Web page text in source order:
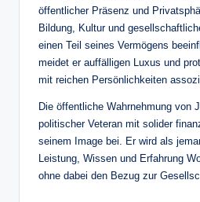
öffentlicher Präsenz und
Bildung, Kultur und
einen Teil seines Vermögens
meidet er auffälligen Luxus und
mit reichen Persönlichkeiten
Die öffentliche Wahrnehmung von
politischer Veteran mit solider
seinem Image bei. Er wird als
Leistung, Wissen und Erfahrung
ohne dabei den Bezug zur